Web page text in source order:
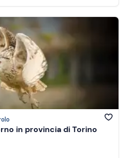
in provincia di Torino